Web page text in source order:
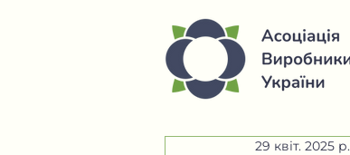
29 квіт. 2025 р.